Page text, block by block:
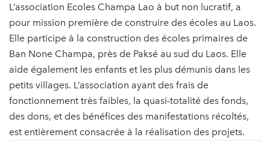
L’association Ecoles Champa Lao à but non lucratif, a
pour mission première de construire des écoles au Laos.
Elle participe à la construction des écoles primaires de
Ban None Champa, près de Paksé au sud du Laos. Elle
aide également les enfants et les plus démunis dans les
petits villages. L’association ayant des frais de
fonctionnement très faibles, la quasi-totalité des fonds,
des dons, et des bénéfices des manifestations récoltés,
est entièrement consacrée à la réalisation des projets.